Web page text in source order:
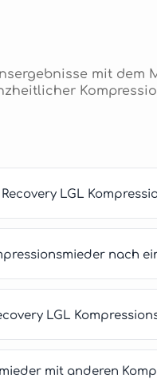
mit dem
LGL
nach
LGL
mit anderen